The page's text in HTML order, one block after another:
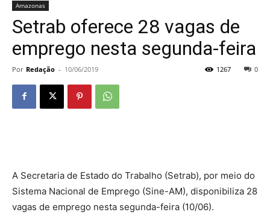
Amazonas
Setrab oferece 28 vagas de
emprego nesta segunda-feira
Por Redação - 10/06/2019 0
1267
A Secretaria de Estado do Trabalho (Setrab), por meio do
Sistema Nacional de Emprego (Sine-AM), disponibiliza 28
vagas de emprego nesta segunda-feira (10/06).